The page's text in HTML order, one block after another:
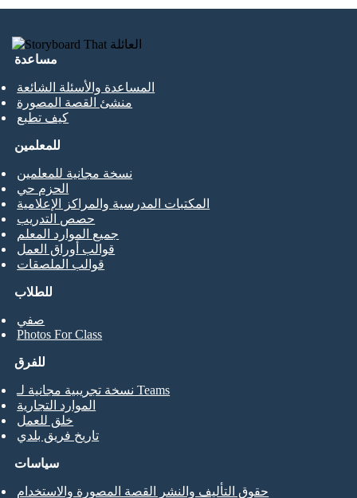
مساعدة
المساعدة والأسئلة الشائعة
منشئ القصة المصورة
كيف تطبع
للطلاب
صفي
Photos For Class
للمعلمين
نسخة مجانية للمعلمين
الحزم حي
المكتبات المدرسية والمراكز الإعلامية
حصص التدريب
جميع الموارد المعلم
قوالب أوراق العمل
قوالب الملصقات
للفرق
نسخة تجريبية مجانية لـ Teams
الموارد التجارية
خلق للعمل
تاريخ فريق بلدي
سياسات
حقوق التأليف والنشر القصة المصورة والاستخدام